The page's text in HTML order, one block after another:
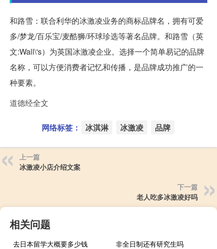
和路雪：联合利华的冰激凌业务的商标品牌名，拥有可爱
多/梦龙/百乐宝/麦酷狮/环球珍选等著名品牌。和路雪（英
文:Wall\'s）为英国冰激凌企业。选择一个简单易记的品牌
名称，可以方便消费者记忆和传播，是品牌成功推广的一
种要素。
道德经全文
网络标签： 冰淇淋 冰激凌 品牌
上一篇
冰激凌小店介绍文案
下一篇
老人吃多冰激凌好吗
相关问题
去日本留学大概要多少钱
非全日制还有研究生吗